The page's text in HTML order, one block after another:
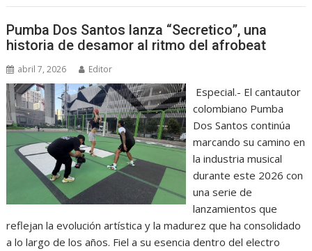
Pumba Dos Santos lanza “Secretico”, una
historia de desamor al ritmo del afrobeat
abril 7, 2026 Editor
Especial.- El cantautor
colombiano Pumba
Dos Santos continúa
marcando su camino en
la industria musical
durante este 2026 con
una serie de
lanzamientos que
reflejan la evolución artística y la madurez que ha consolidado
a lo largo de los años. Fiel a su esencia dentro del electro